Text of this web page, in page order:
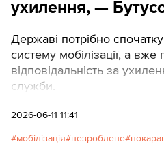
ухилення, —
Державі потрібно
систему мобілізації, а
відповідальність за
служби.
2026-06-11 11:41
мобілізація незроблене